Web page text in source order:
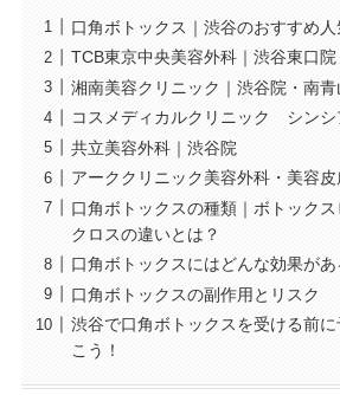
口角ボトックス｜渋谷のおすすめ
TCB東京中央美容外科｜渋谷東口
湘南美容クリニック｜渋谷院・南青
コスメディカルクリニック シンシ
共立美容外科｜渋谷院
アーククリニック美容外科・美容
口角ボトックスの種類｜ボトック
クロスの違いとは？
口角ボトックスにはどんな効果があ
口角ボトックスの副作用とリスク
渋谷で口角ボトックスを受ける前
こう！